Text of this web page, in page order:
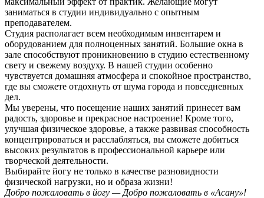
заниматься в студии индивидуально с опытным
преподавателем.
Студия располагает всем необходимым инвентарем и
оборудованием для полноценных занятий. Большие окна в
зале способствуют проникновению в студию естественному
свету и свежему воздуху. В нашей студии особенно
чувствуется домашняя атмосфера и спокойное пространство,
где вы сможете отдохнуть от шума города и повседневных
дел.
Мы уверены, что посещение наших занятий принесет вам
радость, здоровье и прекрасное настроение! Кроме того,
улучшая физическое здоровье, а также развивая способность
концентрироваться и расслабляться, вы сможете добиться
высоких результатов в профессиональной карьере или
творческой деятельности.
Выбирайте йогу не только в качестве разновидности
физической нагрузки, но и образа жизни!
Добро пожаловать в йогу — Добро пожаловать в «Асану»!